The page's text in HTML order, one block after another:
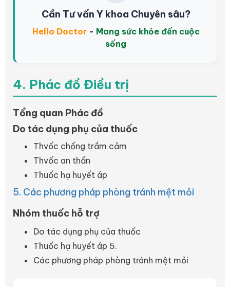
Cần Tư vấn Y khoa Chuyên sâu?
Hello Doctor- Mang sức khỏe đến cuộc
sống
4. Phác đồ Điều trị
Tổng quan Phác đồ
Do tác dụng phụ của thuốc
Thvốc chống trầm cảm
Thvốc an thần
Thuốc hạ huyết áp
5. Các phương pháp phòng tránh mệt mỏi
Nhóm thuốc hỗ trợ
Do tác dụng phụ của thuốc
Thuốc hạ huyết áp 5.
Các phương pháp phòng tránh mệt mỏi